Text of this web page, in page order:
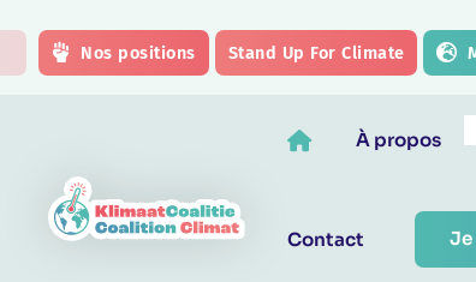
Nos positions Stand Up For Climate
À propos
Contact